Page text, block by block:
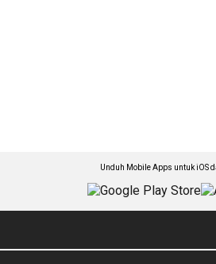
Unduh Mobile Apps untuk iOS